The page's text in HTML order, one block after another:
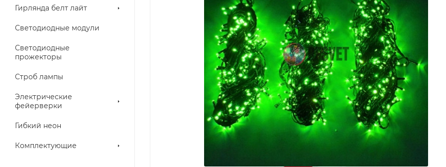
Гирлянда белт лайт
Светодиодные модули
Светодиодные
прожекторы
Строб лампы
Электрические
фейерверки
Гибкий неон
Комплектующие